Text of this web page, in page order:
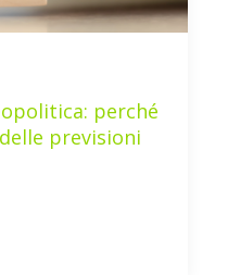
perché
previsioni